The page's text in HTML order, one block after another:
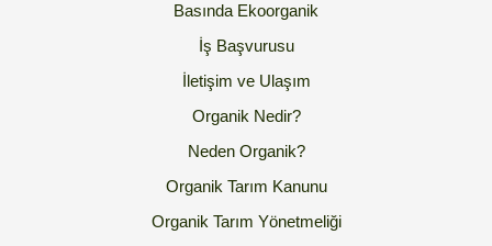
Basında Ekoorganik
İş Başvurusu
İletişim ve Ulaşım
Organik Nedir?
Neden Organik?
Organik Tarım Kanunu
Organik Tarım Yönetmeliği